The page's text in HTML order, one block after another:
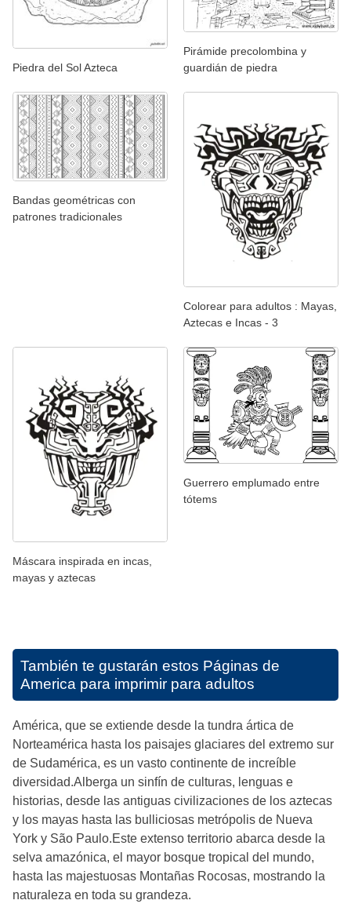
Piedra del Sol Azteca
Pirámide precolombina y
guardián de piedra
Bandas geométricas con
patrones tradicionales
Colorear para adultos : Mayas,
Aztecas e Incas - 3
Máscara inspirada en incas,
mayas y aztecas
Guerrero emplumado entre
tótems
También te gustarán estos Páginas de
America para imprimir para adultos
América, que se extiende desde la tundra ártica de
Norteamérica hasta los paisajes glaciares del extremo sur
de Sudamérica, es un vasto continente de increíble
diversidad.Alberga un sinfín de culturas, lenguas e
historias, desde las antiguas civilizaciones de los aztecas
y los mayas hasta las bulliciosas metrópolis de Nueva
York y São Paulo.Este extenso territorio abarca desde la
selva amazónica, el mayor bosque tropical del mundo,
hasta las majestuosas Montañas Rocosas, mostrando la
naturaleza en toda su grandeza.